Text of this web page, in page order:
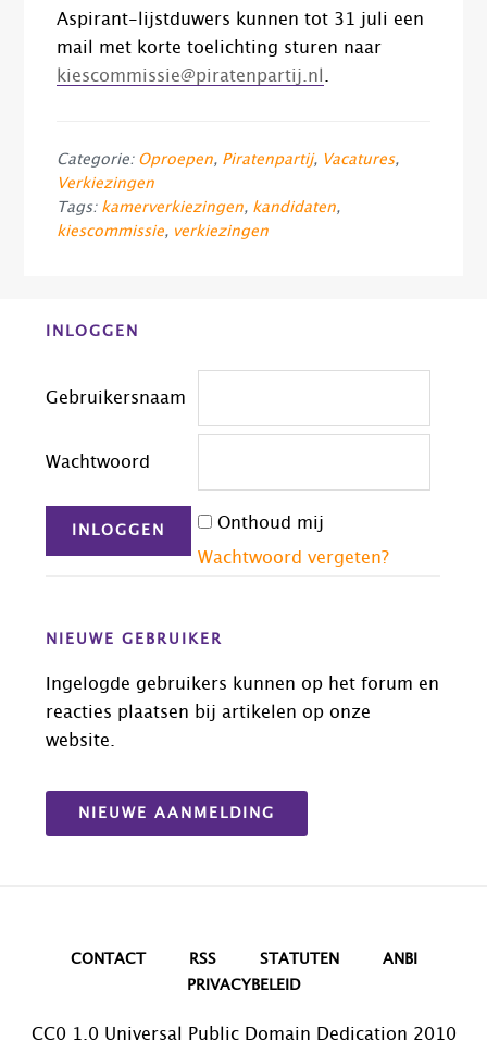
Aspirant-lijstduwers kunnen tot 31 juli een
mail met korte toelichting sturen naar
kiescommissie@piratenpartij.nl .
Categorie: Oproepen, Piratenpartij, Vacatures,
Verkiezingen
Tags: kamerverkiezingen, kandidaten,
kiescommissie, verkiezingen
Before
INLOGGEN
Gebruikersnaam
Wachtwoord
Onthoud mij
Wachtwoord vergeten?
NIEUWE GEBRUIKER
Ingelogde gebruikers kunnen op het forum en
reacties plaatsen bij artikelen op onze
website.
NIEUWE AANMELDING
CONTACT RSS STATUTEN
ANBI
PRIVACYBELEID
CC0 1.0 Universal Public Domain Dedication 2010